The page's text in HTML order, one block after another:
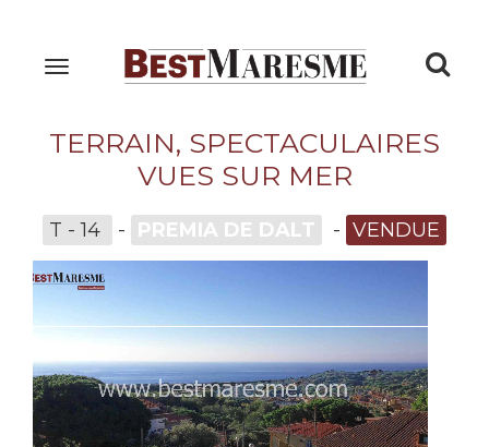
Toggle
navigation
TERRAIN, SPECTACULAIRES
VUES SUR MER
T - 14 - PREMIA DE DALT - VENDUE